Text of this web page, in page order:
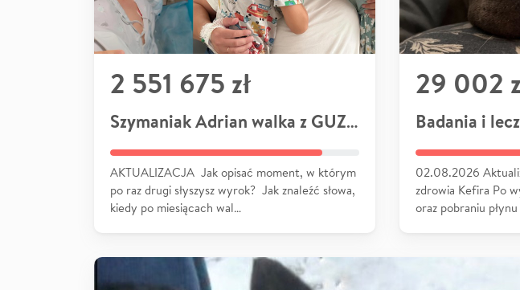
2 551 675 zł
Szymaniak Adrian walka z GUZEM
AKTUALIZACJA Jak opisać moment, w którym
po raz drugi słyszysz wyrok? Jak znaleźć słowa,
kiedy po miesiącach wal…
29 002
02.08.2026
zdrowia Kefira Po
oraz pobraniu